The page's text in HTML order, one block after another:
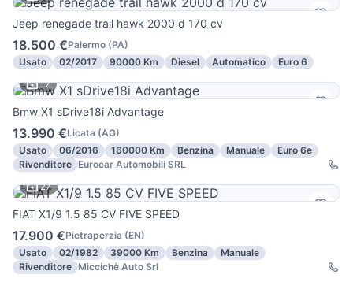
Jeep renegade trail hawk 2000 d 170 cv
18.500 €Palermo (PA)
Usato
02/2017 90000 Km Diesel Automatico
Euro 6
17
Bmw X1 sDrive18i Advantage
13.990 €Licata (AG)
Usato
06/2016 160000 Km Benzina Manuale
Euro 6e
Rivenditore Eurocar Automobili SRL
27
FIAT X1/9 1.5 85 CV FIVE SPEED
17.900 €Pietraperzia (EN)
Usato
02/1982 39000 Km Benzina
Manuale
Rivenditore Miccichè Auto Srl